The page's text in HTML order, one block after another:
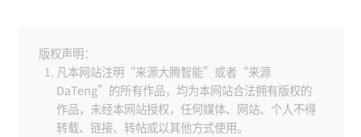
版权声明：
凡本网站注明“来源大腾智能”或者“来源
DaTeng”的所有作品，均为本网站合法拥有版权的
作品，未经本网站授权，任何媒体、网站、个人不得
转载、链接、转帖或以其他方式使用。